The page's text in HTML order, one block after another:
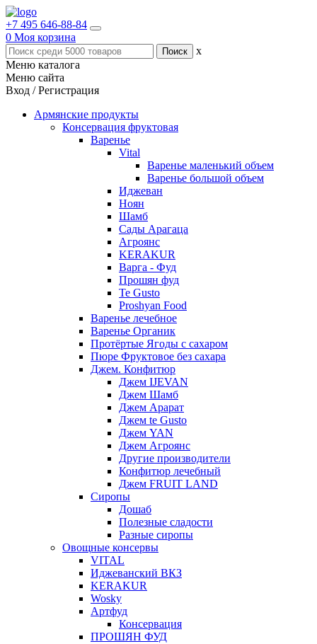
+7 495 646-88-84
0 Моя корзина
x
Меню каталога
Меню сайта
Вход / Регистрация
Армянские продукты
Консервация фруктовая
Варенье
Vital
Варенье маленький объем
Варенье большой объем
Иджеван
Ноян
Шамб
Сады Арагаца
Агроянс
KERAKUR
Варга - Фуд
Прошян фуд
Te Gusto
Proshyan Food
Варенье лечебное
Варенье Органик
Протёртые Ягоды с сахаром
Пюре Фруктовое без сахара
Джем. Конфитюр
Джем IJEVAN
Джем Шамб
Джем Арарат
Джем te Gusto
Джем YAN
Джем Агроянс
Другие производители
Конфитюр лечебный
Джем FRUIT LAND
Сиропы
Дошаб
Полезные сладости
Разные сиропы
Овощные консервы
VITAL
Иджеванский ВКЗ
KERAKUR
Wosky
Артфуд
Консервация
ПРОШЯН ФУД